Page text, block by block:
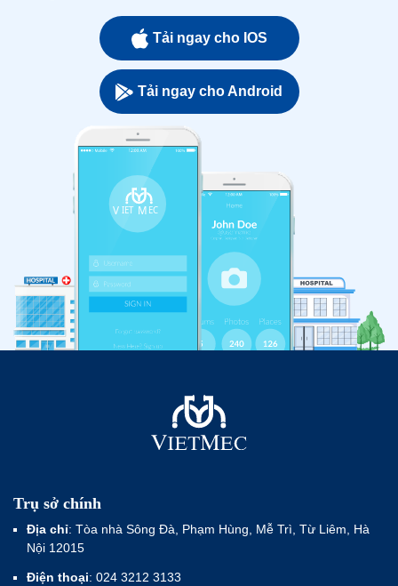
Tải ngay cho IOS
Tải ngay cho Android
Trụ sở chính
Địa chỉ: Tòa nhà Sông Đà, Phạm Hùng, Mễ Trì, Từ Liêm, Hà
Nội 12015
Điện thoại: 024 3212 3133